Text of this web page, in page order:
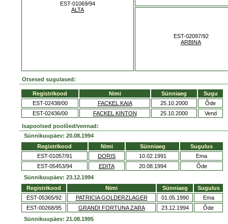
EST-01069/94
ALTA
EST-02097/92
ARBINA
Otsesed sugulased:
Registrikood Nimi Sünniaeg
Sugu
EST-02438/00
FACKEL KAIA 25.10.2000
Õde
EST-02436/00
FACKEL KINTON 25.10.2000 Vend
Isapoolsed poolõed/vennad:
Sünnikuupäev: 20.08.1994
Registrikood
Nimi Sünniaeg
Sugulus
EST-01057/91
DORIS 10.02.1991
Ema
EST-05453/94
EDITA 20.08.1994
Õde
Sünnikuupäev: 23.12.1994
Registrikood
Nimi Sünniaeg
Sugulus
EST-05365/92
PATRICIA GOLDERZLAGER 01.05.1990
Ema
EST-00268/95
GRANDI FORTUNA ZARA 23.12.1994
Õde
Sünnikuupäev: 21.08.1995